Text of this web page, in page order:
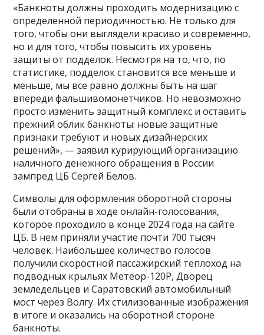
«Банкноты должны проходить модернизацию с
определенной периодичностью. Не только для
того, чтобы они выглядели красиво и современно,
но и для того, чтобы повысить их уровень
защиты от подделок. Несмотря на то, что, по
статистике, подделок становится все меньше и
меньше, мы все равно должны быть на шаг
впереди фальшивомонетчиков. Но невозможно
просто изменить защитный комплекс и оставить
прежний облик банкноты: новые защитные
признаки требуют и новых дизайнерских
решений», — заявил курирующий организацию
наличного денежного обращения в России
зампред ЦБ Сергей Белов.
Символы для оформления оборотной стороны
были отобраны в ходе онлайн-голосования,
которое проходило в конце 2024 года на сайте
ЦБ. В нем приняли участие почти 700 тысяч
человек. Наибольшее количество голосов
получили скоростной пассажирский теплоход на
подводных крыльях Метеор-120Р, Дворец
земледельцев и Саратовский автомобильный
мост через Волгу. Их стилизованные изображения
в итоге и оказались на оборотной стороне
банкноты.